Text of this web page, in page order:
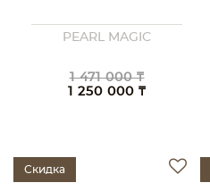
PEARL MAGIC
1 471 000 ₸
1 250 000 ₸
Скидка